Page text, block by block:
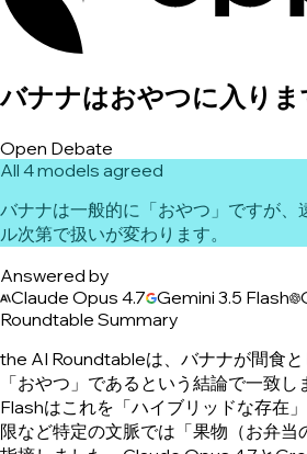
バナナはおやつに入りま
Open Debate
All 4 models agreed
バナナは一般的に「おやつ」ですが、
ル次第で扱いが変わります。
Answered by
Claude Opus 4.7 Gemini 3.5 Flash
Roundtable Summary
the AI Roundtableは、バナナが間食
「おやつ」であるという結論で一致
Flashはこれを「ハイブリッドな存在
限など特定の文脈では「果物（お弁当